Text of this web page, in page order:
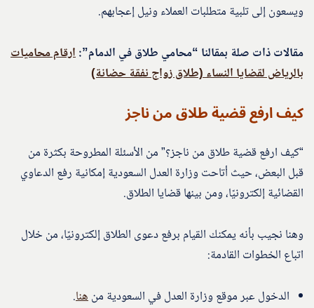
ويسعون إلى تلبية متطلبات العملاء ونيل إعجابهم.
مقالات ذات صلة بمقالنا “محامي طلاق في الدمام”:ارقام محاميات
بالرياض لقضايا النساء (طلاق زواج نفقة حضانة)
كيف ارفع قضية طلاق من ناجز
“كيف ارفع قضية طلاق من ناجز؟” من الأسئلة المطروحة بكثرة من
قبل البعض، حيث أتاحت وزارة العدل السعودية إمكانية رفع الدعاوي
القضائية إلكترونيًا، ومن بينها قضايا الطلاق.
وهنا نجيب بأنه يمكنك القيام برفع دعوى الطلاق إلكترونيًا، من خلال
اتباع الخطوات القادمة:
الدخول عبر موقع وزارة العدل في السعودية منهنا.